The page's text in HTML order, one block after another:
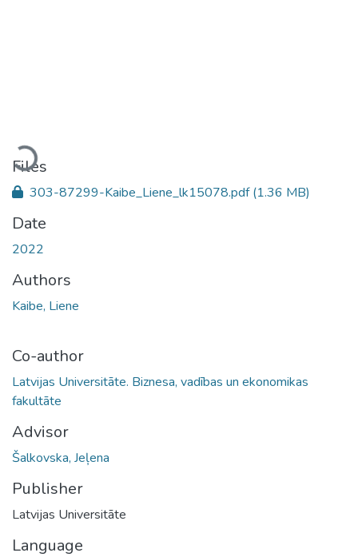
Loading...
Files
303-87299-Kaibe_Liene_lk15078.pdf(1.36 MB)
Date
2022
Authors
Kaibe, Liene
Co-author
Latvijas Universitāte. Biznesa, vadības un ekonomikas
fakultāte
Advisor
Šalkovska, Jeļena
Publisher
Latvijas Universitāte
Language